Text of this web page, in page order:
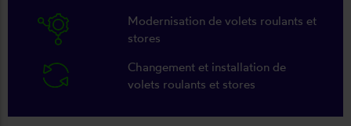
Modernisation de volets roulants et
stores
Changement et installation de
volets roulants et stores